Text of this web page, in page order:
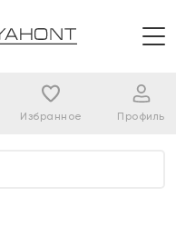
Избранное Профиль